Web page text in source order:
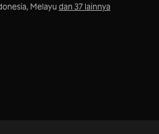
Melayu dan 37 lainnya